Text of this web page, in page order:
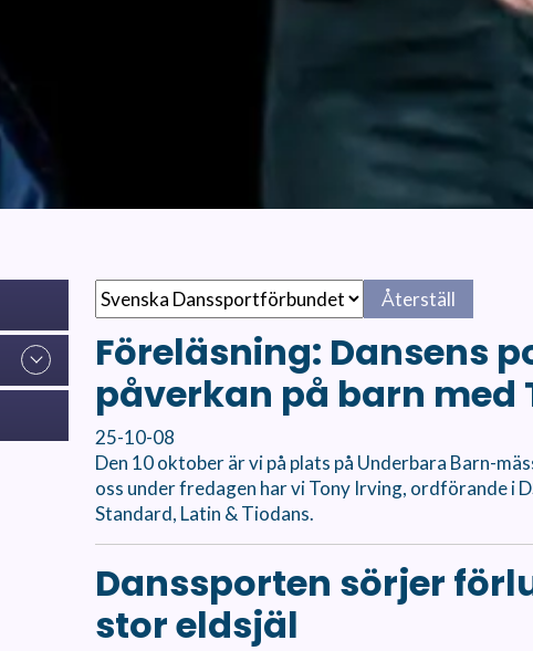
Återställ
Föreläsning: Dansens
påverkan på barn med
25-10-08
Den 10 oktober är vi på plats på Underbara Barn-
oss under fredagen har vi Tony Irving, ordförande i
Standard, Latin & Tiodans.
Danssporten sörjer
stor eldsjäl